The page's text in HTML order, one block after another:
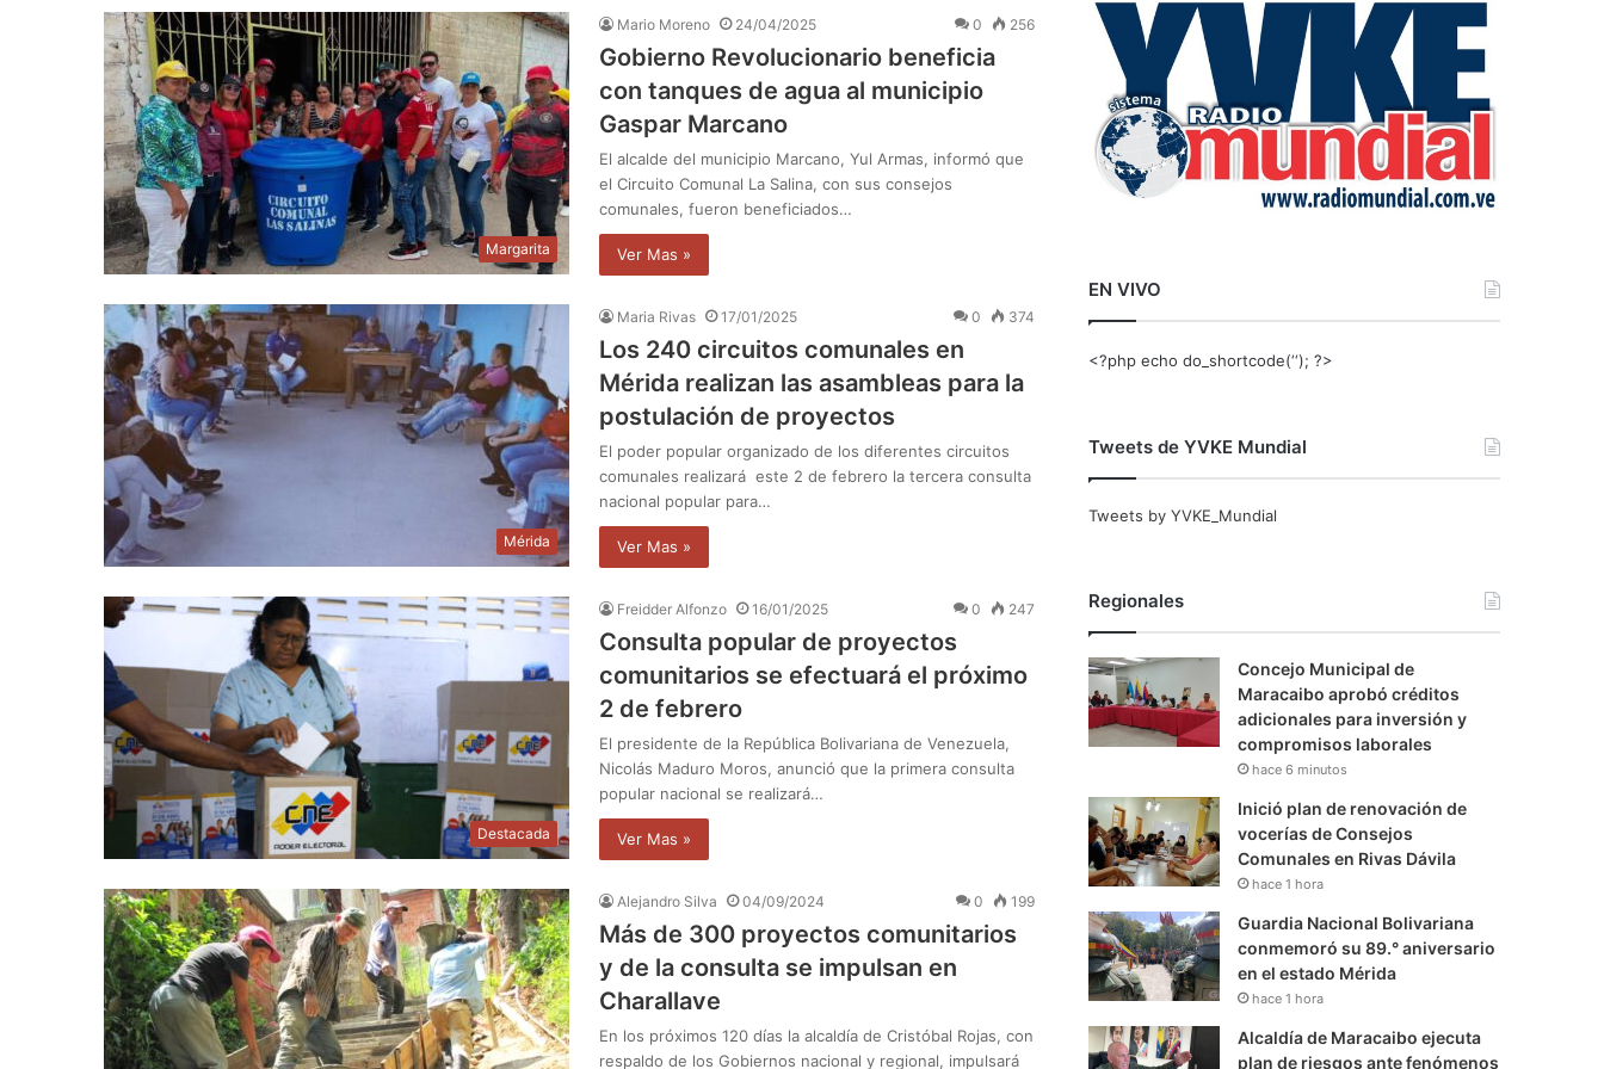
Margarita
Mario Moreno 24/04/2025 0 256
Gobierno Revolucionario beneficia
con tanques de agua al municipio
Gaspar Marcano
El alcalde del municipio Marcano, Yul Armas, informó que
el Circuito Comunal La Salina, con sus consejos
comunales, fueron beneficiados…
Ver Mas »
Mérida
Maria Rivas 17/01/2025 0 374
Los 240 circuitos comunales en
Mérida realizan las asambleas para la
postulación de proyectos
El poder popular organizado de los diferentes circuitos
comunales realizará este 2 de febrero la tercera consulta
nacional popular para…
Ver Mas »
Destacada
Freidder Alfonzo 16/01/2025 0 247
Consulta popular de proyectos
comunitarios se efectuará el próximo
2 de febrero
El presidente de la República Bolivariana de Venezuela,
Nicolás Maduro Moros, anunció que la primera consulta
popular nacional se realizará…
Ver Mas »
Alejandro Silva 04/09/2024 0 199
Más de 300 proyectos comunitarios
y de la consulta se impulsan en
Charallave
En los próximos 120 días la alcaldía de Cristóbal Rojas, con
respaldo de los Gobiernos nacional y regional, impulsará
r
EN VIVO
<?php echo do_shortcode(‘‘); ?>
Tweets de YVKE Mundial
Tweets by YVKE_Mundial
Regionales
Concejo Municipal de
Maracaibo aprobó créditos
adicionales para inversión y
compromisos laborales
hace 6 minutos
Inició plan de renovación de
vocerías de Consejos
Comunales en Rivas Dávila
hace 1 hora
Guardia Nacional Bolivariana
conmemoró su 89.° aniversario
en el estado Mérida
hace 1 hora
Alcaldía de Maracaibo ejecuta
plan de riesgos ante fenómenos